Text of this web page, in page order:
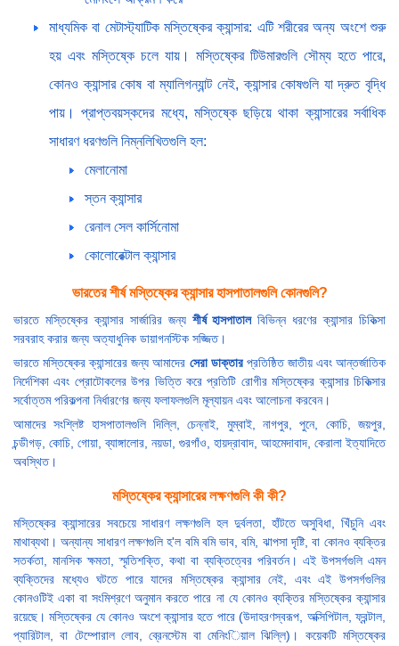
মাধ্যমিক বা মেটাস্ট্যাটিক মস্তিষ্কের ক্যান্সার: এটি শরীরের অন্য অংশে শুরু
হয় এবং মস্তিষ্কে চলে যায়। মস্তিষ্কের টিউমারগুলি সৌম্য হতে পারে,
কোনও ক্যান্সার কোষ বা ম্যালিগন্যান্ট নেই, ক্যান্সার কোষগুলি যা দ্রুত বৃদ্ধি
পায়। প্রাপ্তবয়স্কদের মধ্যে, মস্তিষ্কে ছড়িয়ে থাকা ক্যান্সারের সর্বাধিক
সাধারণ ধরণগুলি নিম্নলিখিতগুলি হল:
মেলানোমা
স্তন ক্যান্সার
রেনাল সেল কার্সিনোমা
কোলোরেক্টাল ক্যান্সার
ভারতের শীর্ষ মস্তিষ্কের ক্যান্সার হাসপাতালগুলি কোনগুলি?
ভারতে মস্তিষ্কের ক্যান্সার সার্জারির জন্য শীর্ষ হাসপাতালবিভিন্ন ধরণের ক্যান্সার চিকিত্সা
সরবরাহ করার জন্য অত্যাধুনিক ডায়াগনস্টিক সজ্জিত।
ভারতে মস্তিষ্কের ক্যান্সারের জন্য আমাদের সেরা ডাক্তারপ্রতিষ্ঠিত জাতীয় এবং আন্তর্জাতিক
নির্দেশিকা এবং প্রোটোকলের উপর ভিত্তি করে প্রতিটি রোগীর মস্তিষ্কের ক্যান্সার চিকিত্সার
সর্বোত্তম পরিকল্পনা নির্ধারণের জন্য ফলাফলগুলি মূল্যায়ন এবং আলোচনা করবেন।
আমাদের সংশ্লিষ্ট হাসপাতালগুলি দিল্লি, চেন্নাই, মুম্বাই, নাগপুর, পুনে, কোচি, জয়পুর,
চন্ডীগড়, কোচি, গোয়া, ব্যাঙ্গালোর, নয়ডা, গুরগাঁও, হায়দ্রাবাদ, আহমেদাবাদ, কেরালা ইত্যাদিতে
অবস্থিত।
মস্তিষ্কের ক্যান্সারের লক্ষণগুলি কী কী?
মস্তিষ্কের ক্যান্সারের সবচেয়ে সাধারণ লক্ষণগুলি হল দুর্বলতা, হাঁটতে অসুবিধা, খিঁচুনি এবং
মাথাব্যথা। অন্যান্য সাধারণ লক্ষণগুলি হ'ল বমি বমি ভাব, বমি, ঝাপসা দৃষ্টি, বা কোনও ব্যক্তির
সতর্কতা, মানসিক ক্ষমতা, স্মৃতিশক্তি, কথা বা ব্যক্তিত্বের পরিবর্তন। এই উপসর্গগুলি এমন
ব্যক্তিদের মধ্যেও ঘটতে পারে যাদের মস্তিষ্কের ক্যান্সার নেই, এবং এই উপসর্গগুলির
কোনওটিই একা বা সংমিশ্রণে অনুমান করতে পারে না যে কোনও ব্যক্তির মস্তিষ্কের ক্যান্সার
রয়েছে। মস্তিষ্কের যে কোনও অংশে ক্যান্সার হতে পারে (উদাহরণস্বরূপ, অক্সিপিটাল, ফ্রন্টাল,
প্যারিটাল, বা টেম্পোরাল লোব, ব্রেনস্টেম বা মেনিংিয়াল ঝিল্লি)। কয়েকটি মস্তিষ্কের